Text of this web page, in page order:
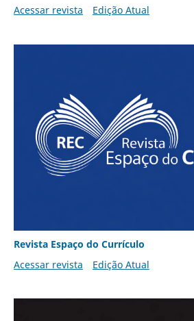
Acessar revista
Edição Atual
Revista Espaço do Currículo
Acessar revista
Edição Atual